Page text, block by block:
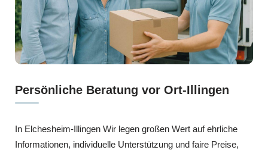
Persönliche Beratung vor Ort-Illingen
In Elchesheim-Illingen Wir legen großen Wert auf ehrliche
Informationen, individuelle Unterstützung und faire Preise,